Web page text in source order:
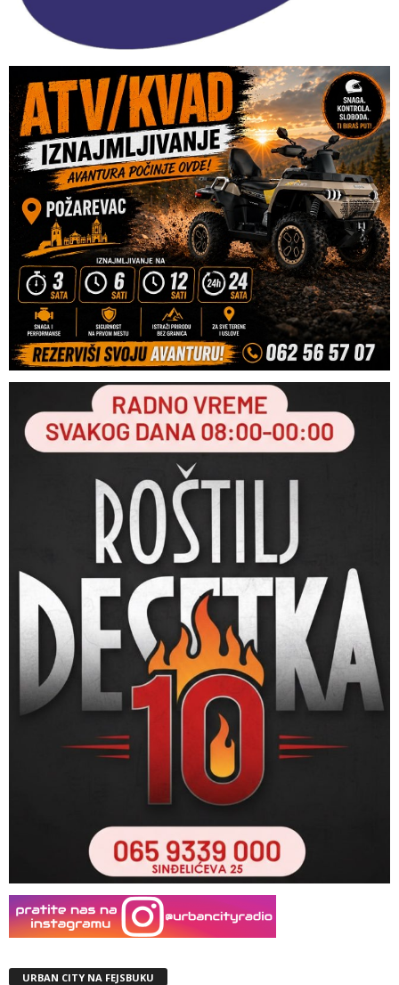
URBAN CITY NA FEJSBUKU